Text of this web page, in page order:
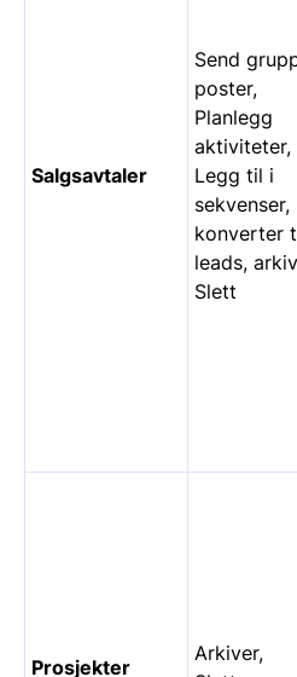
Salgsavtaler
Send
poster,
Planlegg
aktiviteter,
Legg til i
sekvenser,
konverter
leads,
Slett
Prosjekter
Arkiver,